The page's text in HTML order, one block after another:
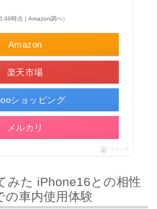
時点 | Amazon調べ）
Amazon
楽天市場
ショッピング
メルカリ
ポチップ
みた iPhone16との相性
の車内使用体験